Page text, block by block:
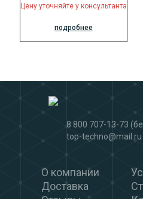
Цену уточняйте у консультанта
подробнее
8 800 707-13-73
top-techno@mail.ru
О компании
Доставка